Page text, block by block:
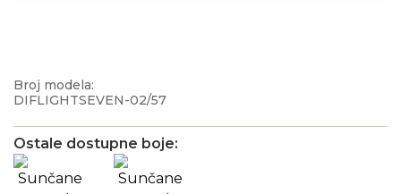
Broj modela:
DIFLIGHTSEVEN-02/57
Ostale dostupne boje: